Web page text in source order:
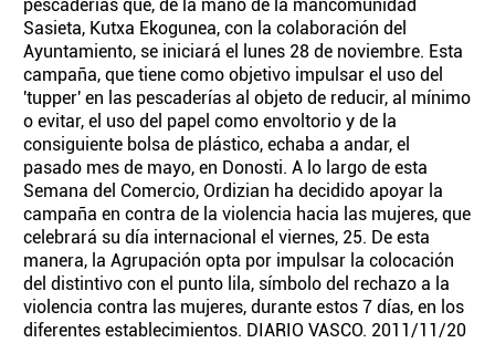
pescaderías que, de la mano de la mancomunidad
Sasieta, Kutxa Ekogunea, con la colaboración del
Ayuntamiento, se iniciará el lunes 28 de noviembre. Esta
campaña, que tiene como objetivo impulsar el uso del
'tupper' en las pescaderías al objeto de reducir, al mínimo
o evitar, el uso del papel como envoltorio y de la
consiguiente bolsa de plástico, echaba a andar, el
pasado mes de mayo, en Donosti. A lo largo de esta
Semana del Comercio, Ordizian ha decidido apoyar la
campaña en contra de la violencia hacia las mujeres, que
celebrará su día internacional el viernes, 25. De esta
manera, la Agrupación opta por impulsar la colocación
del distintivo con el punto lila, símbolo del rechazo a la
violencia contra las mujeres, durante estos 7 días, en los
diferentes establecimientos. DIARIO VASCO. 2011/11/20